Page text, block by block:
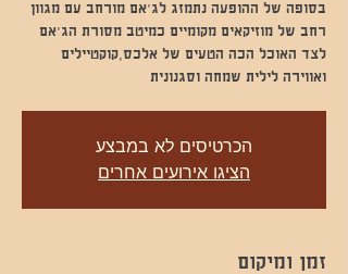
בסופה של ההופעה נתמזג לג׳אם מורחב עם מגוון
רחב של מוזיקאים מקומיים כמיטב מסורת הג׳אם
לצד האוכל הכה הטעים של אלכס,קוקטיילים
ואווירה לילית שמחה וסגנונית
הכרטיסים לא במבצע
הציגו אירועים אחרים
זמן ומיקום